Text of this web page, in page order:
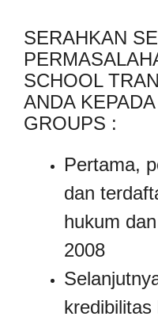
SERAHKAN
SCHOOL
ANDA
GROUPS :
Pertama,
dan
hukum
2008